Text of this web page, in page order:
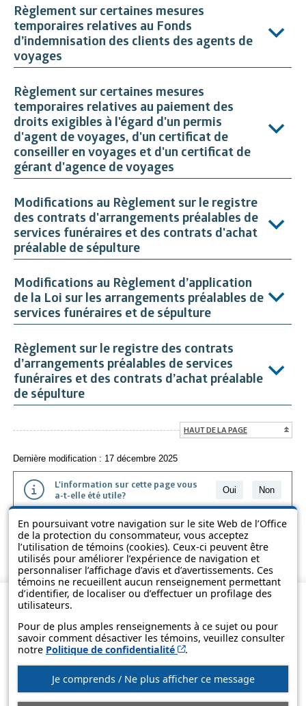
En poursuivant votre navigation sur le site Web de l’Office
de la protection du consommateur, vous acceptez
l’utilisation de témoins (cookies). Ceux-ci peuvent être
utilisés pour améliorer l’expérience de navigation et
personnaliser l’affichage d’avis et d’avertissements. Ces
témoins ne recueillent aucun renseignement permettant
d’identifier, de localiser ou d’effectuer un profilage des
utilisateurs.
Pour de plus amples renseignements à ce sujet ou pour
savoir comment désactiver les témoins, veuillez consulter
notre Politique de confidentialité Cet hyperlien s’ouvrira
.
Je comprends / Ne plus afficher ce message
Règlement sur certaines mesures
temporaires relatives au Fonds
d’indemnisation des clients des agents de
voyages
Règlement sur certaines mesures
temporaires relatives au paiement des
droits exigibles à l'égard d'un permis
d'agent de voyages, d'un certificat de
conseiller en voyages et d'un certificat de
gérant d'agence de voyages
Modifications au Règlement sur le registre
des contrats d'arrangements préalables de
services funéraires et des contrats d'achat
préalable de sépulture
Modifications au Règlement d’application
de la Loi sur les arrangements préalables de
services funéraires et de sépulture
Règlement sur le registre des contrats
d’arrangements préalables de services
funéraires et des contrats d’achat préalable
de sépulture
HAUT DE LA PAGE
Dernière modification : 17 décembre 2025
L'information sur cette page vous
a-t-elle été utile?
Oui Non
L'information présentée dans cette page a été vulgarisée pour en
favoriser la compréhension. Elle ne remplace pas les textes des lois
et des règlements.